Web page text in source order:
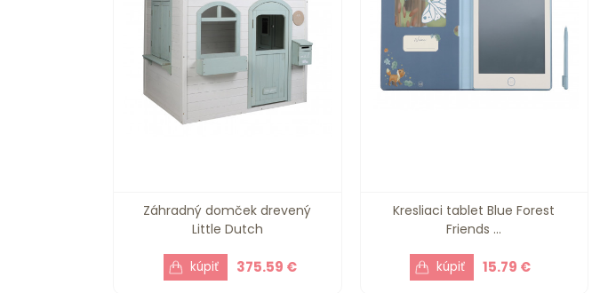
Záhradný domček drevený
Little Dutch
375.59 €
Kresliaci tablet Blue Forest
Friends ...
15.79 €